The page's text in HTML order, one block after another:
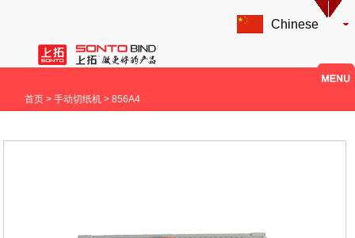
Chinese
首页 > 手动切纸机 > 856A4